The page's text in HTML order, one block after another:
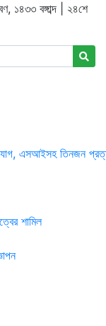
১৪৩৩ বঙ্গাব্দ | ২৪শে
এসআইসহ তিনজন
শামিল